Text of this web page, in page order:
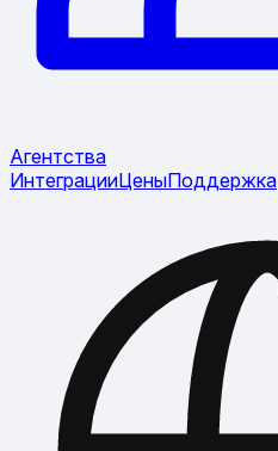
Агентства
ИнтеграцииЦеныПоддержка